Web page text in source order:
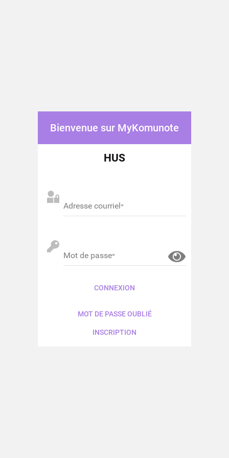
Bienvenue sur MyKomunote
HUS
Adresse courriel
Mot de passe
CONNEXION
MOT DE PASSE OUBLIÉ
INSCRIPTION